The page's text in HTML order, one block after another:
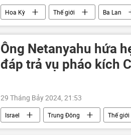
Hoa Kỳ Thế giới Ba Lan
Ông Netanyahu hứa
đáp trả vụ pháo kích
29 Tháng Bảy 2024, 21:53
Israel Trung Đông Thế giới
Benjamin Netanyahu